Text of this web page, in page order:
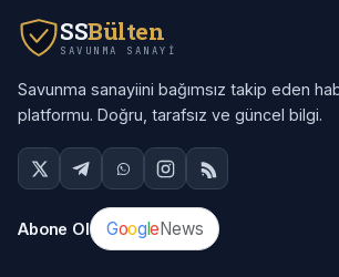
SSBülten
SAVUNMA SANAYI
Savunma sanayiini bağımsız takip eden
platformu. Doğru, tarafsız ve güncel bilgi.
Abone Ol Google News